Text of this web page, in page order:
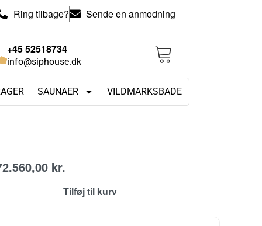
Ring tilbage? Sende en anmodning
+45 52518734
info@siphouse.dk
SAUNAER VILDMARKSBADE
kr.
Tilføj til kurv